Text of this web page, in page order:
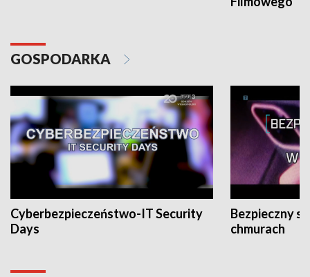
GOSPODARKA
Cyberbezpieczeństwo-IT Security
Days
Bezpieczny
chmurach